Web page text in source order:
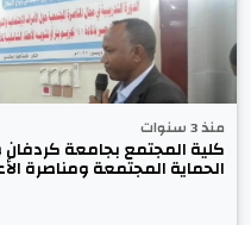
منذ 3 سنوات
كلية المجتمع بجامعة
الحماية المجتمعة ومناصرة